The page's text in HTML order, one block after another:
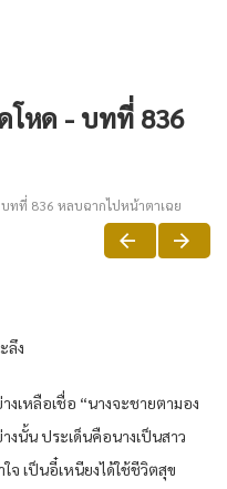
โหด - บทที่ 836
บทที่ 836 หลบฉากไปหน้าตาเฉย
ลึง
เหลือเชื่อ “นางจะชายตามอง
งนั้น ประเด็นคือนางเป็นสาว
จ เป็นอี๋เหนียงได้ใช้ชีวิตสุข